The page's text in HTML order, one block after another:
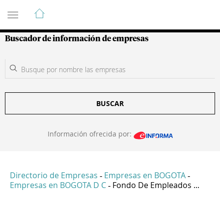
Guía de Empresas Colombianas
Buscador de información de empresas
BUSCAR
Información ofrecida por:
Directorio de Empresas - Empresas en BOGOTA -
Empresas en BOGOTA D C - Fondo De Empleados ...